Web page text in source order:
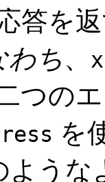
答を
わち、
つの
を
ような